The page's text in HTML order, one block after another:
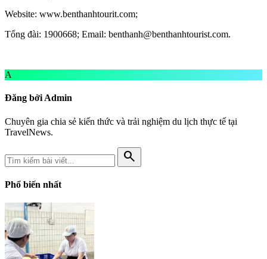
Website: www.benthanhtourit.com;
Tổng đài: 1900668; Email: benthanh@benthanhtourist.com.
A
Đăng bởi Admin
Chuyên gia chia sẻ kiến thức và trải nghiệm du lịch thực tế tại
TravelNews.
search
Phổ biến nhất